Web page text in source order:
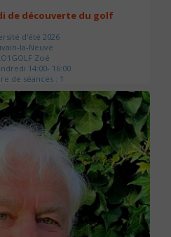
de découverte du golf
d'été 2026
la-Neuve
Zoé
14:00- 16:00
de séances : 1
45 €